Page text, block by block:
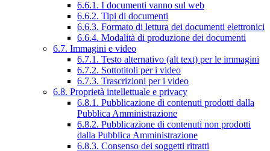
6.6.1. I documenti vanno sul web
6.6.2. Tipi di documenti
6.6.3. Formato di lettura dei documenti elettronici
6.6.4. Modalità di produzione dei documenti
6.7. Immagini e video
6.7.1. Testo alternativo (alt text) per le immagini
6.7.2. Sottotitoli per i video
6.7.3. Trascrizioni per i video
6.8. Proprietà intellettuale e privacy
6.8.1. Pubblicazione di contenuti prodotti dalla
Pubblica Amministrazione
6.8.2. Pubblicazione di contenuti non prodotti
dalla Pubblica Amministrazione
6.8.3. Consenso dei soggetti ritratti